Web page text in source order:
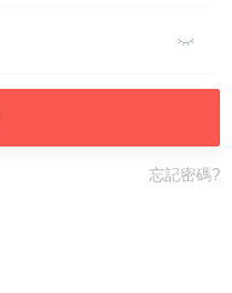
忘記密碼?